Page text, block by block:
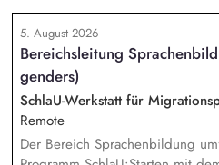
5. August 2026
Bereichsleitung
genders)
SchlaU-Werkstatt für
Remote
Der Bereich Sprachenbildung